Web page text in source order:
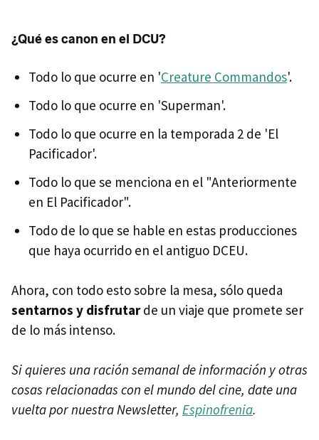
¿Qué es canon en el DCU?
Todo lo que ocurre en 'Creature Commandos'.
Todo lo que ocurre en 'Superman'.
Todo lo que ocurre en la temporada 2 de 'El
Pacificador'.
Todo lo que se menciona en el "Anteriormente
en El Pacificador".
Todo de lo que se hable en estas producciones
que haya ocurrido en el antiguo DCEU.
Ahora, con todo esto sobre la mesa, sólo queda
sentarnos y disfrutarde un viaje que promete ser
de lo más intenso.
Si quieres una ración semanal de información y otras
cosas relacionadas con el mundo del cine, date una
vuelta por nuestra Newsletter, Espinofrenia.